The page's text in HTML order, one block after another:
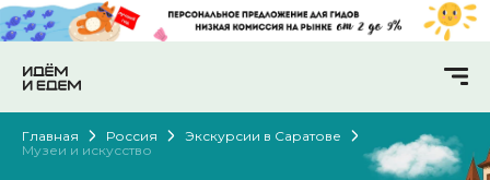
Главная Россия
Экскурсии в Саратове
Музеи и искусство